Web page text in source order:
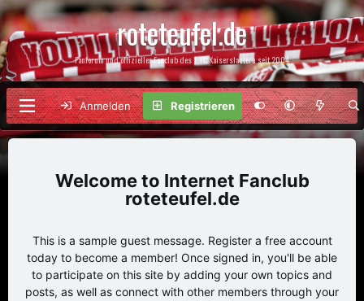
roteteufel.de
Fanforum und offizieller Fanclub des 1. FC Kaiserslautern seit 2004
Anmelden Registrieren
Internet Fanclub
roteteufel.de
This is a sample guest message. Register a free account
today to become a member! Once signed in, you'll be able
to participate on this site by adding your own topics and
posts, as well as connect with other members through your